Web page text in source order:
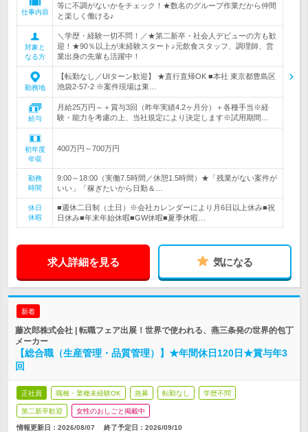
仕事内容
等に不調がないかをチェック！★数名のグループ作業だから仲間
と楽しく働ける♪
対象と
なる方
＼学歴・経験一切不問！／★第二新卒・社会人デビューの方も歓
迎！★90％以上が未経験スタート♪元飲食スタッフ、調理師、営
業出身の先輩も活躍中！
勤務地
【転勤なし／UIターン歓迎】 ★直行直帰OK ■本社 東京都豊島区
池袋2-57-2 ※案件現場は東…
給与
月給25万円～＋賞与3回（昨年実績4.2ヶ月分）＋各種手当※経
験・能力を考慮の上、当社規定により決定します※試用期間…
初年度
年収
400万円～700万円
勤務
時間
9:00～18:00（実働7.5時間／休憩1.5時間）★「残業がない案件が
いい」「稼ぎたいから日勤＆…
休日
休暇
■週休二日制（土日）※会社カレンダーにより月6日以上休み■祝
日休み■年末年始休暇■GW休暇■夏季休暇…
求人詳細を見る 気になる
新着
藤次郎株式会社 | 転職フェア出展！世界で使われる、燕三条発の世界的包丁
メーカー
【総合職（生産管理・品質管理）】★年間休日120日★賞与年3
回
正社員 職種・業種未経験OK 急募 転勤なし 学歴不問
第二新卒歓迎 女性のおしごと掲載中
情報更新日：2026/08/07 終了予定日： 2026/09/10